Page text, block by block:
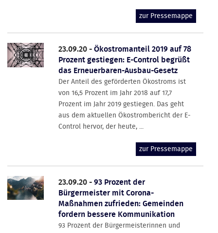
zur Pressemappe
23.09.20 -Ökostromanteil 2019 auf 78
Prozent gestiegen: E-Control begrüßt
das Erneuerbaren-Ausbau-Gesetz
Der Anteil des geförderten Ökostroms ist
von 16,5 Prozent im Jahr 2018 auf 17,7
Prozent im Jahr 2019 gestiegen. Das geht
aus dem aktuellen Ökostrombericht der E-
Control hervor, der heute, ...
zur Pressemappe
23.09.20 -93 Prozent der
Bürgermeister mit Corona-
Maßnahmen zufrieden: Gemeinden
fordern bessere Kommunikation
93 Prozent der Bürgermeisterinnen und